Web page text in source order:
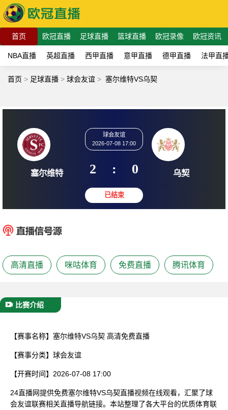
首页 欧冠直播 足球直播 篮球直播 欧冠录像 欧冠资讯
NBA直播 英超直播 西甲直播 意甲直播 德甲直播 法甲直
首页 > 足球直播 > 球会友谊 > 塞尔维特VS乌契
塞尔维特
球会友谊
2026-07-08 17:00
2 : 0 乌
高清直播 咪咕体育 免费直播 腾讯体育
比赛介绍
【赛事名称】 塞尔维特VS乌契 高清免费直播
【赛事分类】 球会友谊
【开赛时间】 2026-07-08 17:00
24直播网提供免费塞尔维特VS乌契直播视频在线观看，汇聚了球
会友谊联赛相关直播导航链接。本站整理了各大平台的优质体育联